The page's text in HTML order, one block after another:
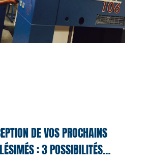
DE VOS PROCHAINS
: 3 POSSIBILITÉS…